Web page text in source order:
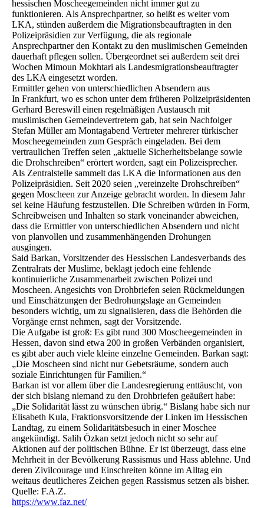
hessischen Moscheegemeinden nicht immer gut zu
funktionieren. Als Ansprechpartner, so heißt es weiter vom
LKA, stünden außerdem die Migrationsbeauftragten in den
Polizeipräsidien zur Verfügung, die als regionale
Ansprechpartner den Kontakt zu den muslimischen Gemeinden
dauerhaft pflegen sollen. Übergeordnet sei außerdem seit drei
Wochen Mimoun Mokhtari als Landesmigrationsbeauftragter
des LKA eingesetzt worden.
Ermittler gehen von unterschiedlichen Absendern aus
In Frankfurt, wo es schon unter dem früheren Polizeipräsidenten
Gerhard Bereswill einen regelmäßigen Austausch mit
muslimischen Gemeindevertretern gab, hat sein Nachfolger
Stefan Müller am Montagabend Vertreter mehrerer türkischer
Moscheegemeinden zum Gespräch eingeladen. Bei dem
vertraulichen Treffen seien „aktuelle Sicherheitsbelange sowie
die Drohschreiben“ erörtert worden, sagt ein Polizeisprecher.
Als Zentralstelle sammelt das LKA die Informationen aus den
Polizeipräsidien. Seit 2020 seien „vereinzelte Drohschreiben“
gegen Moscheen zur Anzeige gebracht worden. In diesem Jahr
sei keine Häufung festzustellen. Die Schreiben würden in Form,
Schreibweisen und Inhalten so stark voneinander abweichen,
dass die Ermittler von unterschiedlichen Absendern und nicht
von planvollen und zusammenhängenden Drohungen
ausgingen.
Said Barkan, Vorsitzender des Hessischen Landesverbands des
Zentralrats der Muslime, beklagt jedoch eine fehlende
kontinuierliche Zusammenarbeit zwischen Polizei und
Moscheen. Angesichts von Drohbriefen seien Rückmeldungen
und Einschätzungen der Bedrohungslage an Gemeinden
besonders wichtig, um zu signalisieren, dass die Behörden die
Vorgänge ernst nehmen, sagt der Vorsitzende.
Die Aufgabe ist groß: Es gibt rund 300 Moscheegemeinden in
Hessen, davon sind etwa 200 in großen Verbänden organisiert,
es gibt aber auch viele kleine einzelne Gemeinden. Barkan sagt:
„Die Moscheen sind nicht nur Gebetsräume, sondern auch
soziale Einrichtungen für Familien.“
Barkan ist vor allem über die Landesregierung enttäuscht, von
der sich bislang niemand zu den Drohbriefen geäußert habe:
„Die Solidarität lässt zu wünschen übrig.“ Bislang habe sich nur
Elisabeth Kula, Fraktionsvorsitzende der Linken im Hessischen
Landtag, zu einem Solidaritätsbesuch in einer Moschee
angekündigt. Salih Özkan setzt jedoch nicht so sehr auf
Aktionen auf der politischen Bühne. Er ist überzeugt, dass eine
Mehrheit in der Bevölkerung Rassismus und Hass ablehne. Und
deren Zivilcourage und Einschreiten könne im Alltag ein
weitaus deutlicheres Zeichen gegen Rassismus setzen als bisher.
Quelle: F.A.Z.
https://www.faz.net/